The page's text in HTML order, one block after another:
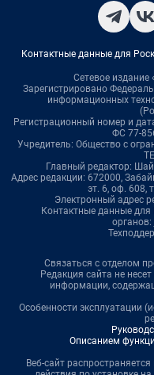
Контактные данные для
Сетевое издание
Зарегистрировано
информационных
Регистрационный номер и
ФС 77-
Учредитель: Общество с
Главный редактор:
Адрес редакции: 672000,
эт. 6, оф. 608,
Электронный адрес
Контактные данные для
органов:
Связаться с отделом
Редакция сайта не
информации,
Особенности эксплуатации
Описанием
Веб-сайт